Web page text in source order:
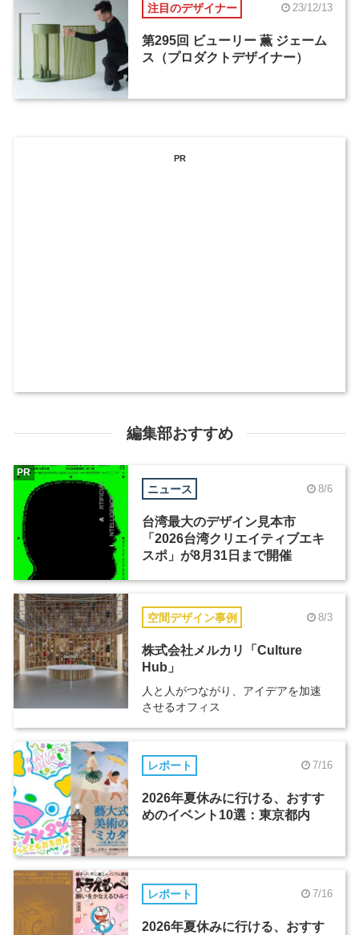
注目のデザイナー 23/12/13
第295回 ビューリー 薫 ジェーム
ス（プロダクトデザイナー）
PR
編集部おすすめ
ニュース 8/6
台湾最大のデザイン見本市
「2026台湾クリエイティブエキ
スポ」が8月31日まで開催
PR
空間デザイン事例 8/3
株式会社メルカリ「Culture
Hub」
人と人がつながり、アイデアを加速
させるオフィス
レポート 7/16
2026年夏休みに行ける、おすす
めのイベント10選：東京都内
レポート 7/16
2026年夏休みに行ける、おすす